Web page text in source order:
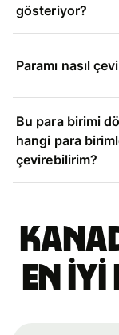
gösteriyor?
Paramı nasıl
Bu para birimi
hangi para
çevirebilirim?
en